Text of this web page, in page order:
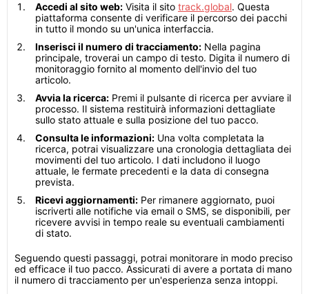
Accedi al sito web: Visita il sito track.global. Questa
piattaforma consente di verificare il percorso dei pacchi
in tutto il mondo su un'unica interfaccia.
Inserisci il numero di tracciamento: Nella pagina
principale, troverai un campo di testo. Digita il numero di
monitoraggio fornito al momento dell'invio del tuo
articolo.
Avvia la ricerca: Premi il pulsante di ricerca per avviare il
processo. Il sistema restituirà informazioni dettagliate
sullo stato attuale e sulla posizione del tuo pacco.
Consulta le informazioni: Una volta completata la
ricerca, potrai visualizzare una cronologia dettagliata dei
movimenti del tuo articolo. I dati includono il luogo
attuale, le fermate precedenti e la data di consegna
prevista.
Ricevi aggiornamenti: Per rimanere aggiornato, puoi
iscriverti alle notifiche via email o SMS, se disponibili, per
ricevere avvisi in tempo reale su eventuali cambiamenti
di stato.
Seguendo questi passaggi, potrai monitorare in modo preciso
ed efficace il tuo pacco. Assicurati di avere a portata di mano
il numero di tracciamento per un'esperienza senza intoppi.